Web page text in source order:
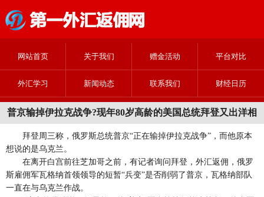
网站首页 关于我们 赠金活动 平台对比
外汇学习 新闻动态 联系我们 财经日历
普京输掉伊拉克战争?现年80岁高龄的美国总统拜登又出洋相
拜登周三称，俄罗斯总统普京“正在输掉伊拉克战争”，而他原本
想说的是乌克兰。
在离开白宫前往芝加哥之前，有记者询问拜登，外汇返佣，俄罗
斯雇佣军瓦格纳首领领导的短暂“兵变”是否削弱了普京，瓦格纳部队
一直在与乌克兰作战。